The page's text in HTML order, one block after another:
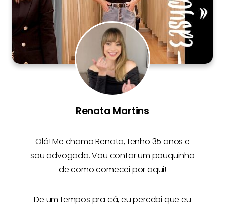
Renata Martins
Olá! Me chamoRenata, tenho 35 anos e
sou advogada. Vou contar um pouquinho
de como comecei por aqui!
De um tempos pra cá, eu percebi que eu